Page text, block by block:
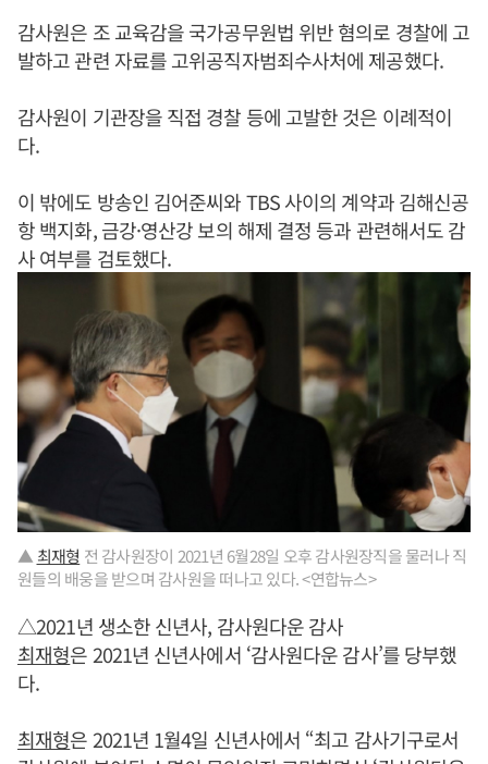
감사원은 조 교육감을 국가공무원법 위반 혐의로 경찰에 고
발하고 관련 자료를 고위공직자범죄수사처에 제공했다.
감사원이 기관장을 직접 경찰 등에 고발한 것은 이례적이
다.
이 밖에도 방송인 김어준씨와 TBS 사이의 계약과 김해신공
항 백지화, 금강·영산강 보의 해제 결정 등과 관련해서도 감
사 여부를 검토했다.
▲ 최재형 전 감사원장이 2021년 6월28일 오후 감사원장직을 물러나 직
원들의 배웅을 받으며 감사원을 떠나고 있다. <연합뉴스>
△2021년 생소한 신년사, 감사원다운 감사
최재형은 2021년 신년사에서 ‘감사원다운 감사’를 당부했
다.
최재형은 2021년 1월4일 신년사에서 “최고 감사기구로서